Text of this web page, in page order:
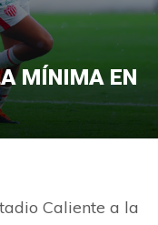
MÍNIMA EN
Caliente a la